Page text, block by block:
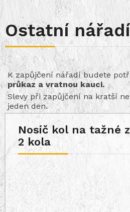
Ostatní nářadí
K zapůjčení nářadí budete
průkaz a vratnou kauci.
Slevy při zapůjčení na kratší
jeden den.
Nosič kol na tažné
2 kola